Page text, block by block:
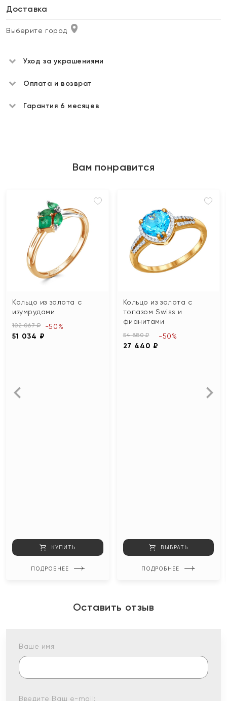
Доставка
Выберите город
Уход за украшениями
Оплата и возврат
Гарантия 6 месяцев
Вам понравится
Кольцо из золота с
изумрудами
102 067 ₽
51 034 ₽
-50%
КУПИТЬ
ПОДРОБНЕЕ
Кольцо из золота с
топазом Swiss и
фианитами
54 880 ₽
27 440 ₽
-50%
ВЫБРАТЬ
ПОДРОБНЕЕ
Оставить отзыв
Ваше имя:
Введите Ваш e-mail: